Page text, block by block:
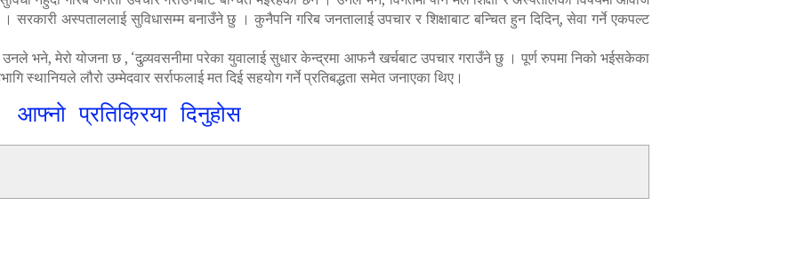
अस्पताललाई सुविधासम्म बनाउँने छु । कुनैपनि गरिब जनतालाई उपचार र शिक्षाबाट बन्चित हुन दिदिन्, सेवा गर्ने एकपल्ट
भने, मेरो योजना छ , ‘दुव्र्यवसनीमा परेका युवालाई सुधार केन्द्रमा आफनै खर्चबाट उपचार गराउँने छु । पूर्ण रुपमा निको भईसकेका
स्थानियले लौरो उम्मेदवार सर्राफलाई मत दिई सहयोग गर्ने प्रतिबद्धता समेत जनाएका थिए।
आफ्नो प्रतिक्रिया दिनुहोस